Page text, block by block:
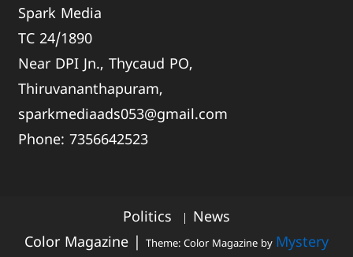
Spark Media
TC 24/1890
Near DPI Jn., Thycaud PO,
Thiruvananthapuram,
sparkmediaads053@gmail.com
Phone:7356642523
Politics
News
Color Magazine
Theme: Color Magazine by Mystery